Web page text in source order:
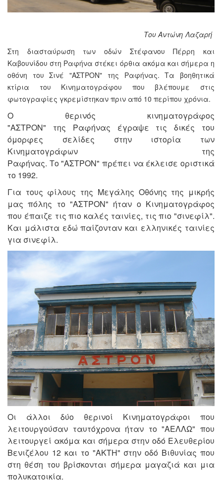
Του Αντώνη Λαζαρή
Στη διασταύρωση των οδών Στέφανου Πέρρη και
Καβουνίδου στη Ραφήνα στέκει όρθια ακόμα και σήμερα η
οθόνη του Σινέ "ΑΣΤΡΟΝ" της Ραφήνας. Τα βοηθητικά
κτίρια του Κινηματογράφου που βλέπουμε στις
φωτογραφίες γκρεμίστηκαν πριν από 10 περίπου χρόνια.
Ο θερινός κινηματογράφος
"ΑΣΤΡΟΝ" της Ραφήνας έγραψε τις δικές του
όμορφες σελίδες στην ιστορία των
Κινηματογράφων της
Ραφήνας. Το "ΑΣΤΡΟΝ" πρέπει να έκλεισε οριστικά
το 1992.
Για τους φίλους της Μεγάλης Οθόνης της μικρής
μας πόλης το "ΑΣΤΡΟΝ" ήταν ο Κινηματογράφος
που έπαιζε τις πιο καλές ταινίες, τις πιο "σινεφίλ".
Και μάλιστα εδώ παίζονταν και ελληνικές ταινίες
για σινεφίλ.
Οι άλλοι δύο θερινοί Κινηματογράφοι που
λειτουργούσαν ταυτόχρονα ήταν το "ΑΕΛΛΩ" που
λειτουργεί ακόμα και σήμερα στην οδό Ελευθερίου
Βενιζέλου 12 και το "ΑΚΤΗ" στην οδό Βιθυνίας που
στη θέση του βρίσκονται σήμερα μαγαζιά και μια
πολυκατοικία.